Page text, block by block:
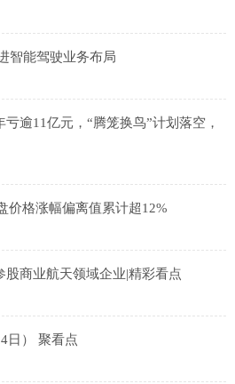
智能驾驶业务布局
逾11亿元，“腾笼换鸟”计划落空，
价格涨幅偏离值累计超12%
商业航天领域企业|精彩看点
日） 聚看点